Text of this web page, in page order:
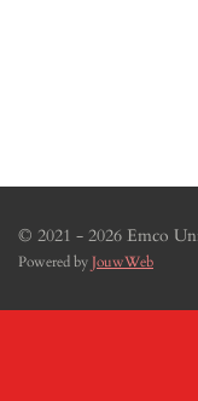
© 2021 - 2026 Emco
Powered byJouwWeb